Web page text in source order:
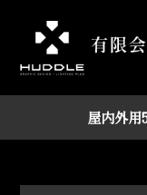
屋内外